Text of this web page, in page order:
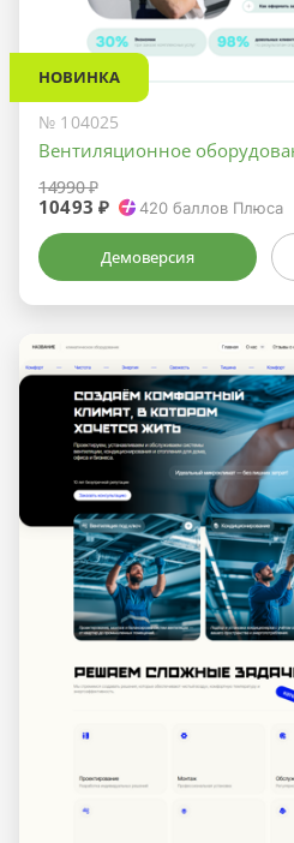
НОВИНКА
№ 104025
Вентиляционное
14990 ₽
10493 ₽ 420 баллов Плюса
Демоверсия